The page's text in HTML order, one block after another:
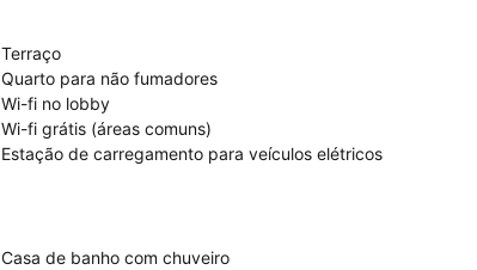
Terraço
Quarto para não fumadores
Wi-fi no lobby
Wi-fi grátis (áreas comuns)
Estação de carregamento para veículos elétricos
Casa de banho com chuveiro